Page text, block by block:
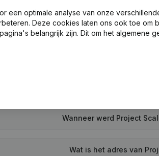
Wat is het PEPPOL ID van
Wanneer werd Project
Wat is het adres van
een optimale analyse van onze
Deze cookies laten ons ook toe om
belangrijk zijn. Dit om het algemene